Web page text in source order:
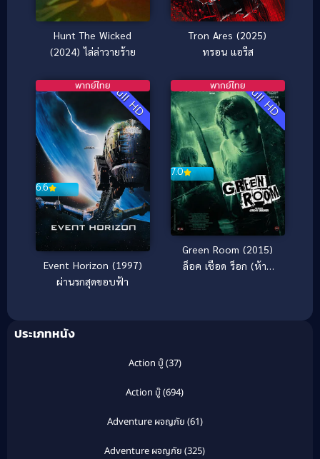
Hunt The Wicked
(2024) ไล่ล่าวายร้าย
Tron Ares (2025)
ทรอน แอรีส
Full HD
6.6
พากย์ไทย
Event Horizon (1997)
ผ่านรกสุดขอบฟ้า
Full HD
7.0
พากย์ไทย
Green Room (2015)
ล็อค เชือด ร็อก (ห้าม
ประเภทหนัง
Action บู๊(37)
Action บู๊(694)
Adventure ผจญภัย (61)
Adventure ผจญภัย (325)